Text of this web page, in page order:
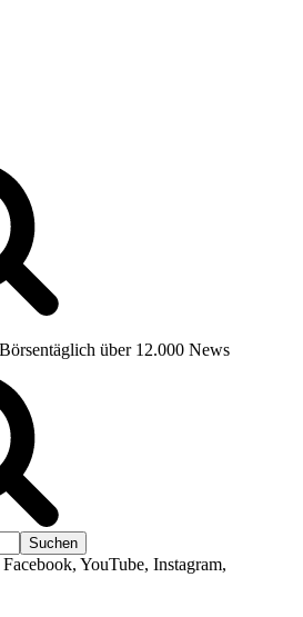
über 12.000 News
YouTube, Instagram,